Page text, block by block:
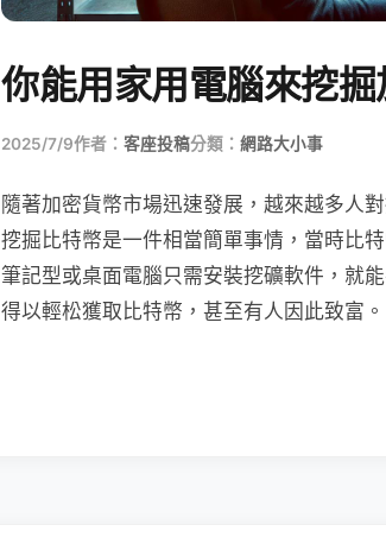
你能用家用電腦來挖掘
2025/7/9作者： 客座投稿分類： 網路大小事
隨著加密貨幣市場迅速發展，越來越多人
挖掘比特幣是一件相當簡單事情，當時比
筆記型或桌面電腦只需安裝挖礦軟件，就
得以輕松獲取比特幣，甚至有人因此致富。